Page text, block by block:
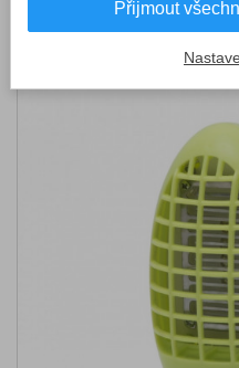
Elektrický lapač
Přijmout